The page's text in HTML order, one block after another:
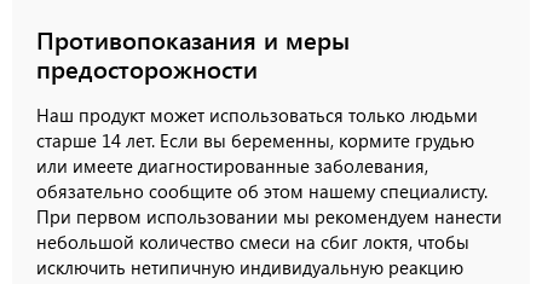
Противопоказания и меры
предосторожности
Наш продукт может использоваться только людьми
старше 14 лет. Если вы беременны, кормите грудью
или имеете диагностированные заболевания,
обязательно сообщите об этом нашему специалисту.
При первом использовании мы рекомендуем нанести
небольшой количество смеси на сбиг локтя, чтобы
исключить нетипичную индивидуальную реакцию